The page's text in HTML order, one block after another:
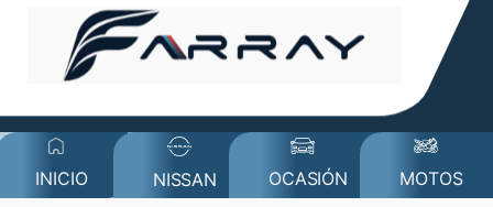
INICIO NISSAN OCASIÓN MOTOS